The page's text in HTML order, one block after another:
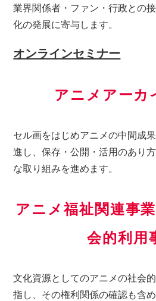
業界関係者・ファン・行政との
化の発展に寄与します。
オンラインセミナー
アニメアーカ
セル画をはじめアニメの中間成
進し、保存・公開・活用のあり
な取り組みを進めます。
アニメ福祉関連事
会的利用
文化資源としてのアニメの社会
指し、その権利関係の確認も含